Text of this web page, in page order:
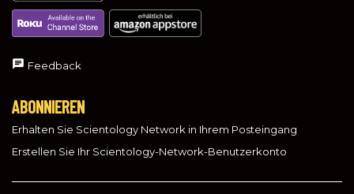
Feedback
ABONNIEREN
Erhalten Sie Scientology Network in Ihrem Posteingang
Erstellen Sie Ihr Scientology-Network-Benutzerkonto